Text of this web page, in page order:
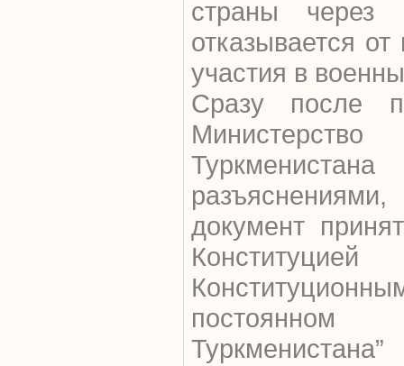
страны через
отказывается
участия в
Сразу после
Министерство
документ
постоянном